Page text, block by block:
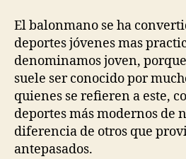
El balonmano se ha
deportes jóvenes mas
denominamos joven,
suele ser conocido por
quienes se refieren a este,
deportes más modernos de
diferencia de otros que
antepasados.